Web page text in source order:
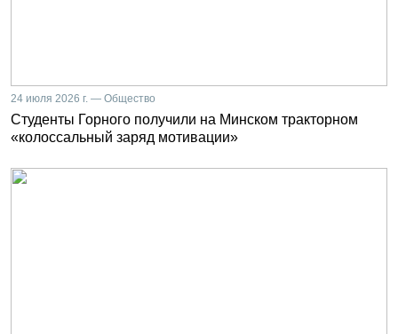
24 июля 2026 г. — Общество
Студенты Горного получили на Минском тракторном
«колоссальный заряд мотивации»